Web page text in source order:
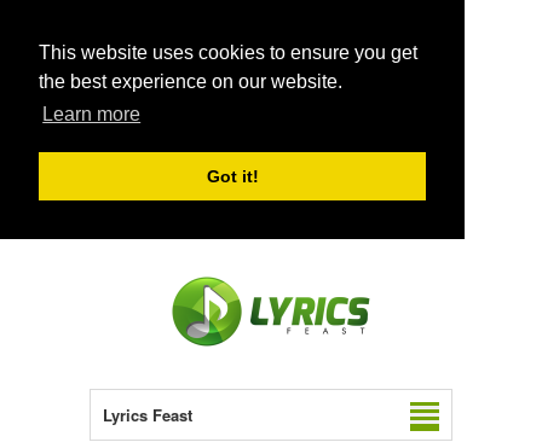
This website uses cookies to ensure you get
the best experience on our website.
Learn more
Got it!
Lyrics Feast